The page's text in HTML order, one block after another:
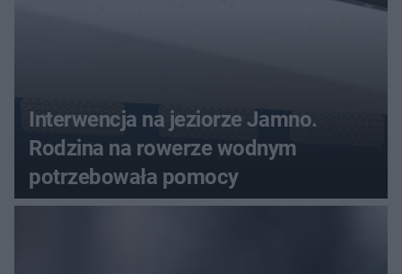
Interwencja na jeziorze Jamno.
Rodzina na rowerze wodnym
potrzebowała pomocy